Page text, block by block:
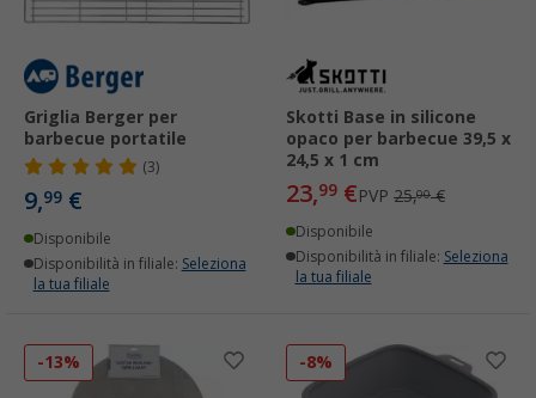
Griglia Berger per
barbecue portatile
(3)
9,99 €
Disponibile
Disponibilità in filiale: Seleziona
la tua filiale
Skotti Base in silicone
opaco per barbecue 39,5 x
24,5 x 1 cm
23,99 €PVP 25,00€
Disponibile
Disponibilità in filiale: Seleziona
la tua filiale
-13% -8%